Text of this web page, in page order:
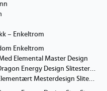
– Enkeltrom
Enkeltrom
Elemental Master Design